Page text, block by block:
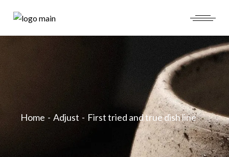
Home Adjust First tried and true dish line